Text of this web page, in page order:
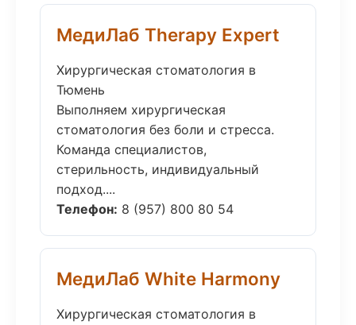
МедиЛаб Therapy Expert
Хирургическая стоматология в
Тюмень
Выполняем хирургическая
стоматология без боли и стресса.
Команда специалистов,
стерильность, индивидуальный
подход....
Телефон: 8 (957) 800 80 54
МедиЛаб White Harmony
Хирургическая стоматология в